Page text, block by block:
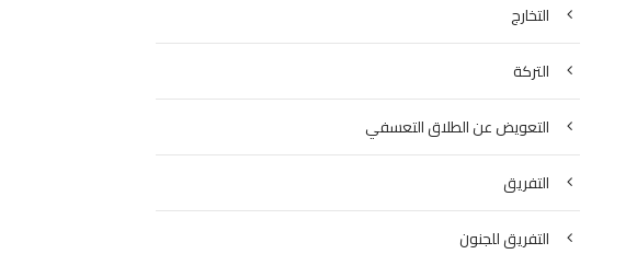
التخارج
التركة
التعويض عن الطلاق التعسفي
التفريق
التفريق للجنون